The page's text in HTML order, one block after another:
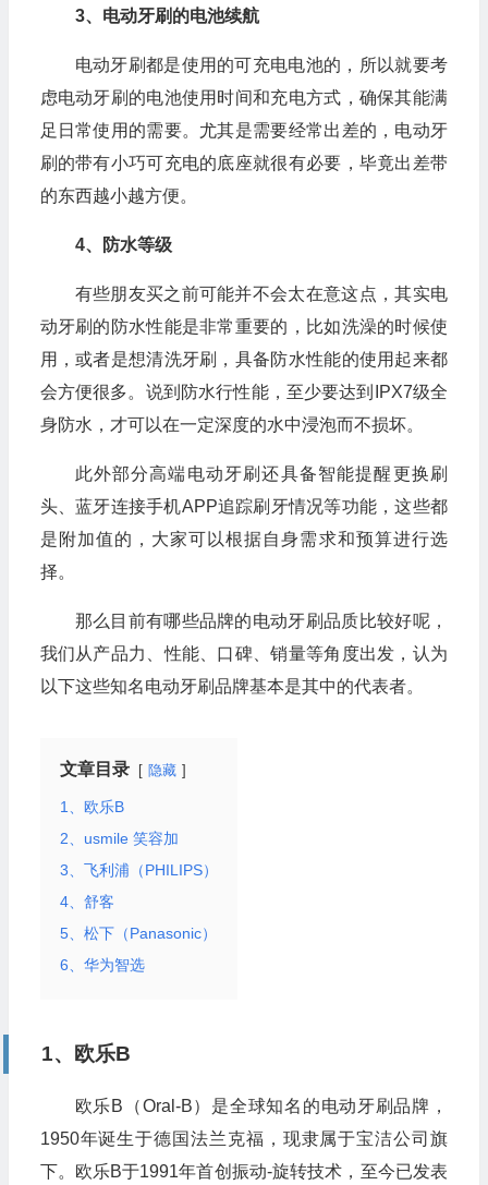
3、电动牙刷的电池续航
电动牙刷都是使用的可充电电池的，所以就要考
虑电动牙刷的电池使用时间和充电方式，确保其能满
足日常使用的需要。尤其是需要经常出差的，电动牙
刷的带有小巧可充电的底座就很有必要，毕竟出差带
的东西越小越方便。
4、防水等级
有些朋友买之前可能并不会太在意这点，其实电
动牙刷的防水性能是非常重要的，比如洗澡的时候使
用，或者是想清洗牙刷，具备防水性能的使用起来都
会方便很多。说到防水行性能，至少要达到IPX7级全
身防水，才可以在一定深度的水中浸泡而不损坏。
此外部分高端电动牙刷还具备智能提醒更换刷
头、蓝牙连接手机APP追踪刷牙情况等功能，这些都
是附加值的，大家可以根据自身需求和预算进行选
择。
那么目前有哪些品牌的电动牙刷品质比较好呢，
我们从产品力、性能、口碑、销量等角度出发，认为
以下这些知名电动牙刷品牌基本是其中的代表者。
文章目录 隐藏
1、欧乐B
2、usmile 笑容加
3、飞利浦（PHILIPS）
4、舒客
5、松下（Panasonic）
6、华为智选
1、欧乐B
欧乐B（Oral-B）是全球知名的电动牙刷品牌，
1950年诞生于德国法兰克福，现隶属于宝洁公司旗
下。欧乐B于1991年首创振动-旋转技术，至今已发表